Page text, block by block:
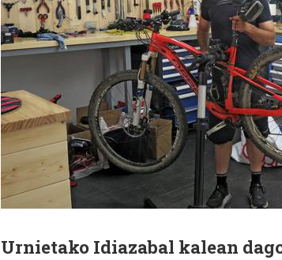
Urnietako Idiazabal kalean